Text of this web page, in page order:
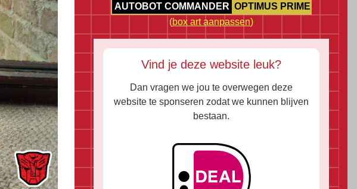
AUTOBOT COMMANDER OPTIMUS PRIME
(box art aanpassen)
Vind je deze website leuk?
Dan vragen we jou te overwegen deze
website te sponseren zodat we kunnen blijven
bestaan.